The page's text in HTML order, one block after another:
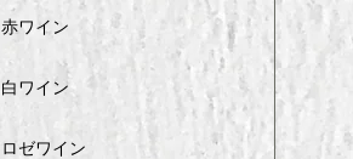
赤ワイン
白ワイン
ロゼワイン